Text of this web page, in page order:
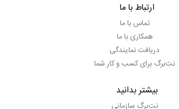
ارتباط با ما
تماس با ما
همکاری با ما
دریافت نمایندگی
نت‌برگ برای کسب و کار شما
بیشتر بدانید
نت‌برگ سازمانی